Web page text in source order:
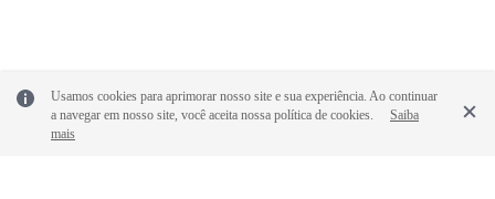
pelo
Usamos cookies para aprimorar nosso site e sua experiência. Ao continuar
a navegar em nosso site, você aceita nossa política de cookies.
Saiba
mais